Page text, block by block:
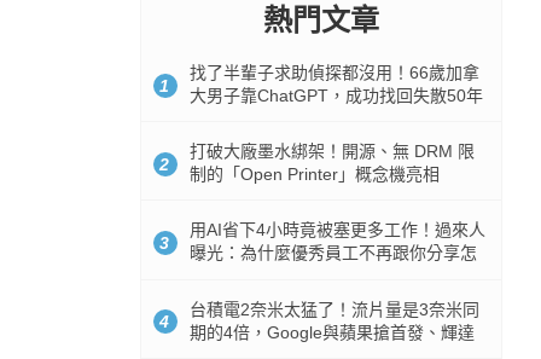
熱門文章
1
找了半輩子求助偵探都沒用！66歲加拿
大男子靠ChatGPT，成功找回失散50年
2
打破大廠墨水綁架！開源、無 DRM 限
制的「Open Printer」概念機亮相
3
用AI省下4小時竟被塞更多工作！過來人
曝光：為什麼優秀員工不再跟你分享怎
4
台積電2奈米太猛了！流片量是3奈米同
期的4倍，Google與蘋果搶首發、輝達